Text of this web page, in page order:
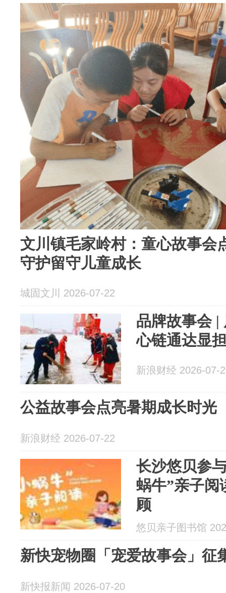
文川镇毛家岭村：童心故事会
守护留守儿童成长
城固文川 2026-07-22
品牌故事会 |
心链通达显
新浪财经 2026-07-
公益故事会点亮暑期成长时光
新浪财经 2026-07-22
长沙悠贝参
蜗牛”亲子阅
顾
悠贝亲子图书馆
新快宠物圈「宠爱故事会」征
新快报新闻 2026-07-20